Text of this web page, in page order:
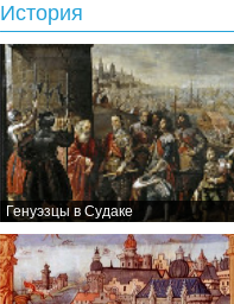
История
Генуэзцы в Судаке